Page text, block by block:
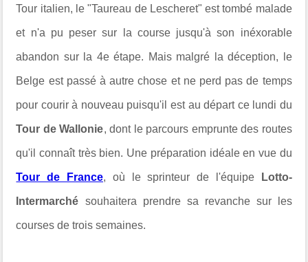
Tour italien, le "Taureau de Lescheret" est tombé malade
et n'a pu peser sur la course jusqu'à son inéxorable
abandon sur la 4e étape. Mais malgré la déception, le
Belge est passé à autre chose et ne perd pas de temps
pour courir à nouveau puisqu'il est au départ ce lundi du
Tour de Wallonie, dont le parcours emprunte des routes
qu'il connaît très bien. Une préparation idéale en vue du
Tour de France, où le sprinteur de l'équipe Lotto-
Intermarché souhaitera prendre sa revanche sur les
courses de trois semaines.